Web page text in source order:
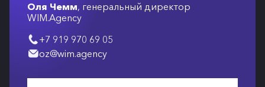
Оля Чемм, генеральный директор
WIM.Agency
+7 919 970 69 05
oz@wim.agency